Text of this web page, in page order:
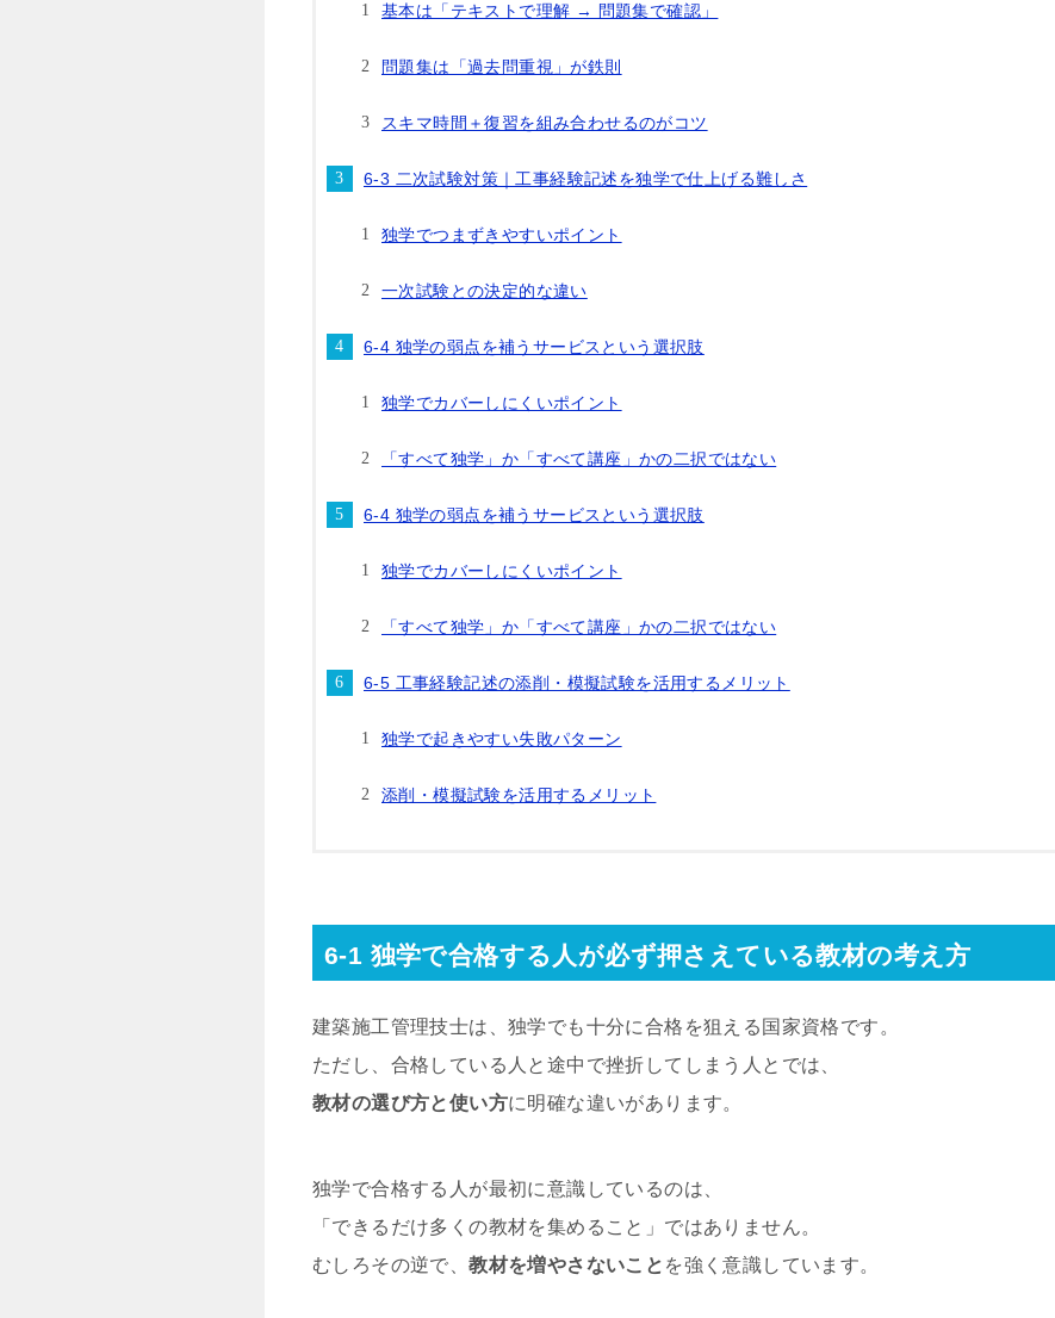
基本は「テキストで理解 → 問題集で確認」
問題集は「過去問重視」が鉄則
スキマ時間＋復習を組み合わせるのがコツ
6-3 二次試験対策｜工事経験記述を独学で仕上げる難しさ
独学でつまずきやすいポイント
一次試験との決定的な違い
6-4 独学の弱点を補うサービスという選択肢
独学でカバーしにくいポイント
「すべて独学」か「すべて講座」かの二択ではない
6-4 独学の弱点を補うサービスという選択肢
独学でカバーしにくいポイント
「すべて独学」か「すべて講座」かの二択ではない
6-5 工事経験記述の添削・模擬試験を活用するメリット
独学で起きやすい失敗パターン
添削・模擬試験を活用するメリット
6-1 独学で合格する人が必ず押さえている教材の考え方
建築施工管理技士は、独学でも十分に合格を狙える国家資格です。
ただし、合格している人と途中で挫折してしまう人とでは、
教材の選び方と使い方に明確な違いがあります。
独学で合格する人が最初に意識しているのは、
「できるだけ多くの教材を集めること」ではありません。
むしろその逆で、教材を増やさないこと を強く意識しています。